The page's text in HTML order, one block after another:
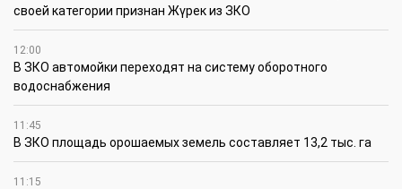
своей категории признан Жүрек из ЗКО
12:00
В ЗКО автомойки переходят на систему оборотного
водоснабжения
11:45
В ЗКО площадь орошаемых земель составляет 13,2 тыс. га
11:15